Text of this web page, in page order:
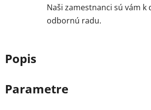
Naši zamestnanci sú vám k
odbornú radu.
Popis
Parametre